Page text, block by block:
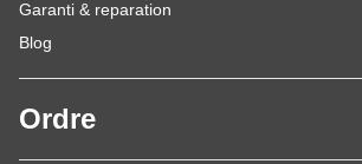
Garanti & reparation
Blog
Ordre